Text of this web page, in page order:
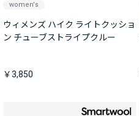
women's
ウィメンズ ハイク ライトクッショ
ン チューブストライプクルー
￥3,850